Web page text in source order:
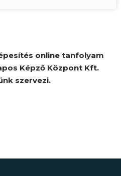
online tanfolyam
Képző Központ Kft.
szervezi.